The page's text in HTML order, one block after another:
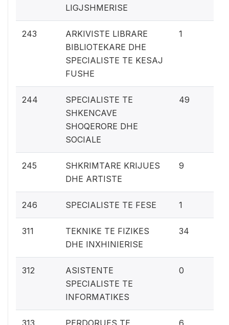
LIGJSHMERISE
243
ARKIVISTE LIBRARE
BIBLIOTEKARE DHE
SPECIALISTE TE KESAJ
FUSHE
1
244
SPECIALISTE TE
SHKENCAVE
SHOQERORE DHE
SOCIALE
49
245
SHKRIMTARE KRIJUES
DHE ARTISTE
9
246 SPECIALISTE TE FESE 1
311
TEKNIKE TE FIZIKES
DHE INXHINIERISE
34
312
ASISTENTE
SPECIALISTE TE
INFORMATIKES
0
313 PERDORUES TE 6